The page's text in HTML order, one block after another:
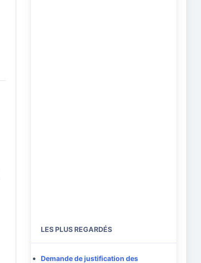
LES PLUS REGARDÉS
Demande de justification des